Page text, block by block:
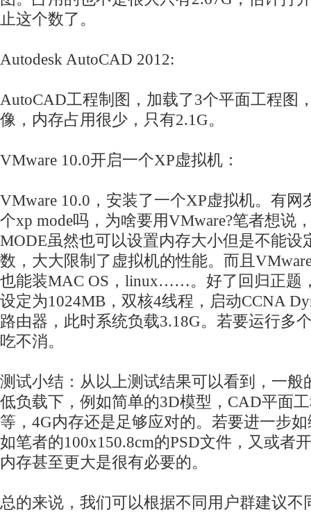
止这个数了。
Autodesk AutoCAD 2012:
AutoCAD工程制图，加载了3个平面工程图
像，内存占用很少，只有2.1G。
VMware 10.0开启一个XP虚拟机：
VMware 10.0，安装了一个XP虚拟机。有网
个xp mode吗，为啥要用VMware?笔者想说
MODE虽然也可以设置内存大小但是不能设
数，大大限制了虚拟机的性能。而且
也能装MAC OS，linux……。好了回归正题
设定为1024MB，双核4线程，启动CCNA
路由器，此时系统负载3.18G。若要运行多
吃不消。
测试小结：从以上测试结果可以看到，一般
低负载下，例如简单的3D模型，CAD平面
等，4G内存还是足够应对的。若要进一步
如笔者的100x150.8cm的PSD文件，又或者
内存甚至更大是很有必要的。
总的来说，我们可以根据不同用户群建议不